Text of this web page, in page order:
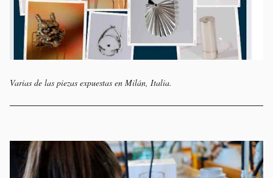
Varias de las piezas expuestas en Milán, Italia.